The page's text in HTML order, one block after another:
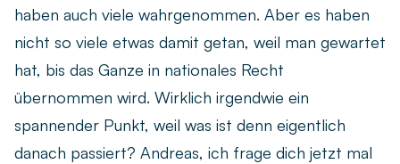
haben auch viele wahrgenommen. Aber es haben
nicht so viele etwas damit getan, weil man gewartet
hat, bis das Ganze in nationales Recht
übernommen wird. Wirklich irgendwie ein
spannender Punkt, weil was ist denn eigentlich
danach passiert? Andreas, ich frage dich jetzt mal